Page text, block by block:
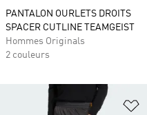
PANTALON OURLETS DROITS
SPACER CUTLINE TEAMGEIST
Hommes Originals
2 couleurs